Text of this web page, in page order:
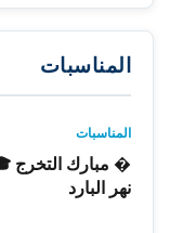
المناسبات
المناسبات
� مبارك التخرج
نهر البارد